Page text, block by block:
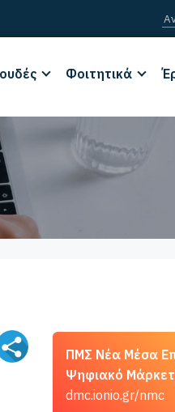
Φοιτητικά
ΠΜΣ Νέα Μέσα
Ψηφιακό
dmc.ionio.gr/nmc